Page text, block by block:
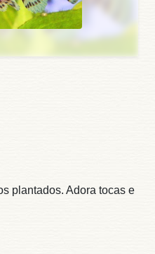
plantados. Adora tocas e